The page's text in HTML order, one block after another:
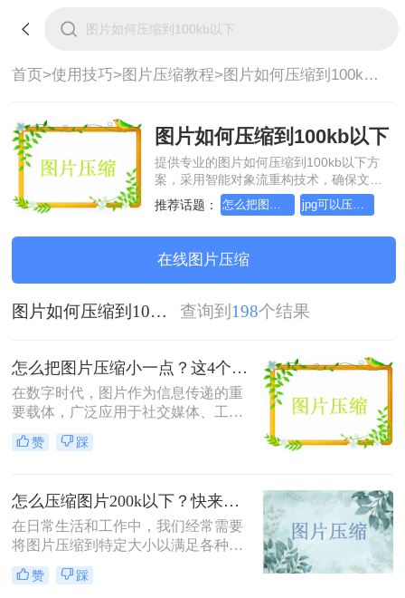
首页>使用技巧>图片压缩教程> 图片如何压缩到100kb以下
图片如何压缩到100kb以下
提供专业的图片如何压缩到100kb以下方
案，采用智能对象流重构技术，确保文档
1:1高保真还原且排版不乱码。支持一键批
量处理，全链路 SSL 加密保障隐私安全。
无需安装，高效办公。
推荐话题： 怎么把图片压缩小一点 jpg可以压缩小一点吗
在线图片压缩
图片如何压缩到100kb以下 查询到 198个结果
怎么把图片压缩小一点？这4个方法都可以！赶紧试试！
在数字时代，图片作为信息传递的重
要载体，广泛应用于社交媒体、工作
文档、在线购物等多个领域。然而，
高清图片往往伴随着庞大的文件体
率。无论是制作PPT、上传电商商品
图，还是发送邮件附件，压缩图片已
成为一项必备技能。那么怎么把图片
压缩小一点呢？本文从压缩效果、操
作难度、处理速度、隐私安全四个维
赞 踩
怎么压缩图片200k以下？快来试试这4种压缩方法!！
在日常生活和工作中，我们经常需要
将图片压缩到特定大小以满足各种需
求，比如上传至社交媒体、发送电子
邮件或存储到移动设备中。那么怎么
赞 踩